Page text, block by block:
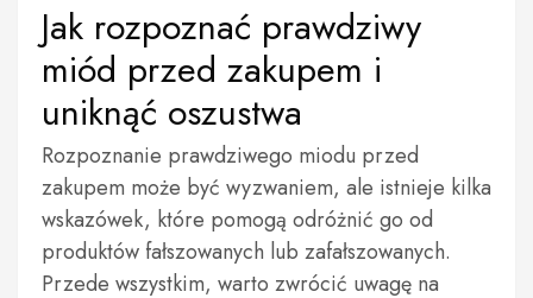
Jak rozpoznać prawdziwy
miód przed zakupem i
uniknąć oszustwa
Rozpoznanie prawdziwego miodu przed
zakupem może być wyzwaniem, ale istnieje kilka
wskazówek, które pomogą odróżnić go od
produktów fałszowanych lub zafałszowanych.
Przede wszystkim, warto zwrócić uwagę na